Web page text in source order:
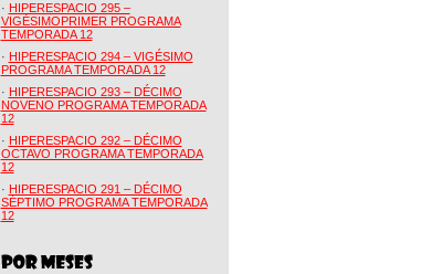
· HIPERESPACIO 295 –
VIGÉSIMOPRIMER PROGRAMA
TEMPORADA 12
· HIPERESPACIO 294 – VIGÉSIMO
PROGRAMA TEMPORADA 12
· HIPERESPACIO 293 – DÉCIMO
NOVENO PROGRAMA TEMPORADA
12
· HIPERESPACIO 292 – DÉCIMO
OCTAVO PROGRAMA TEMPORADA
12
· HIPERESPACIO 291 – DÉCIMO
SÉPTIMO PROGRAMA TEMPORADA
12